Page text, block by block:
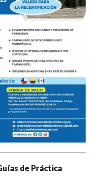
de Práctica